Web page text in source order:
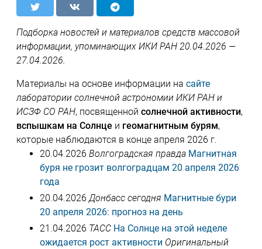
Подборка новостей и материалов средств массовой
информации, упоминающих ИКИ РАН 20.04.2026 —
27.04.2026.
Материалы на основе информации на сайте
лаборатории солнечной астрономии ИКИ РАН и
ИСЗФ СО РАН, посвященной солнечной активности,
вспышкам на Солнце и геомагнитным бурям,
которые наблюдаются в конце апреля 2026 г.
20.04.2026 Волгоградская правда Магнитная
буря не грозит волгоградцам 20 апреля 2026
года
20.04.2026Донбасс сегодня Магнитные бури
20 апреля 2026: прогноз на день
21.04.2026 ТАСС На Солнце на этой неделе
ожидается рост активности Оригинальный